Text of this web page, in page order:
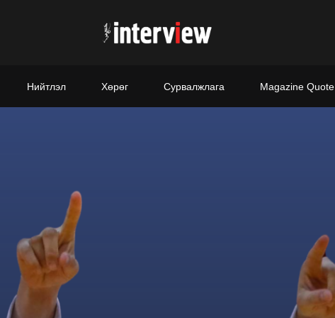
Нийтлэл Хөрөг Сурвалжлага Magazine Quote